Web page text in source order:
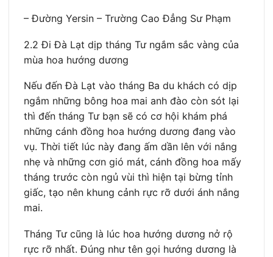
– Đường Yersin – Trường Cao Đẳng Sư Phạm
2.2 Đi Đà Lạt dịp tháng Tư ngắm sắc vàng của
mùa hoa hướng dương
Nếu đến Đà Lạt vào tháng Ba du khách có dịp
ngắm những bông hoa mai anh đào còn sót lại
thì đến tháng Tư bạn sẽ có cơ hội khám phá
những cánh đồng hoa hướng dương đang vào
vụ. Thời tiết lúc này đang ấm dần lên với nắng
nhẹ và những cơn gió mát, cánh đồng hoa mấy
tháng trước còn ngủ vùi thì hiện tại bừng tỉnh
giấc, tạo nên khung cảnh rực rỡ dưới ánh nắng
mai.
Tháng Tư cũng là lúc hoa hướng dương nở rộ
rực rỡ nhất. Đúng như tên gọi hướng dương là